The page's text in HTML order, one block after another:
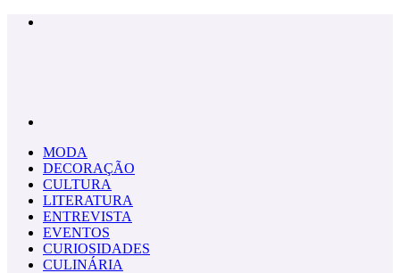
MODA
DECORAÇÃO
CULTURA
LITERATURA
ENTREVISTA
EVENTOS
CURIOSIDADES
CULINÁRIA